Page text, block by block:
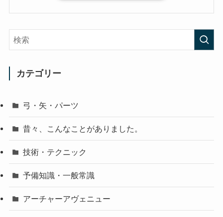
カテゴリー
弓・矢・パーツ
昔々、こんなことがありました。
技術・テクニック
予備知識・一般常識
アーチャーアヴェニュー